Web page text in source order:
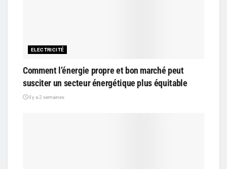
ELECTRICITÉ
Comment l’énergie propre et bon marché peut
susciter un secteur énergétique plus équitable
il y a 2 semaines